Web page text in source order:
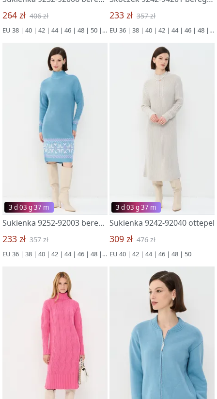
264 zł 406 zł
EU 38 | 40 | 42 | 44 | 46 | 48 | 50 | 52
233 zł 357 zł
EU 36 | 38 | 40 | 42 | 44 | 46 | 48 | 50
3 d 03 g 37 m
Sukienka 9252-92003 bereg reki/mol/sv.fialka
233 zł 357 zł
EU 36 | 38 | 40 | 42 | 44 | 46 | 48 | 50
3 d 03 g 37 m
Sukienka 9242-92040 ottepel
309 zł 476 zł
EU 40 | 42 | 44 | 46 | 48 | 50